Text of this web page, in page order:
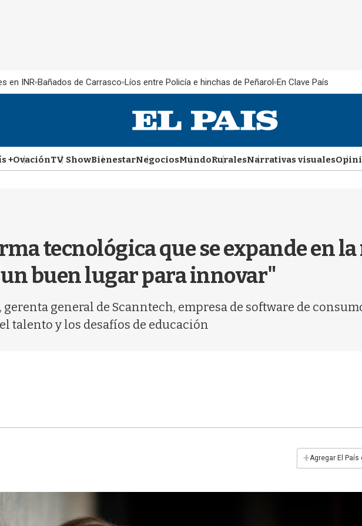
en INR Bañados de Carrasco Líos entre Policía e hinchas de Peñarol En Clave País
+OvaciónTV ShowBienestarNegociosMundoRuralesNarrativas visuales
tecnológica que se expande en
buen lugar para innovar"
general de Scanntech, empresa de software de
talento y los desafíos de educación
+Agregar El País